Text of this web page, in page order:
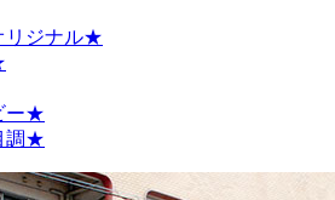
リジナル★
ー★
調★